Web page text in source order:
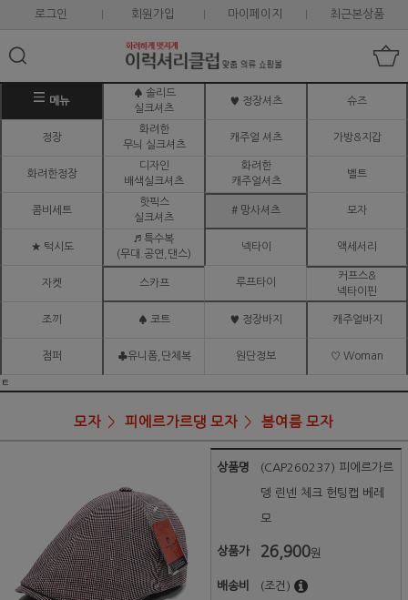
로그인 회원가입 마이페이지 최근본상품
메뉴
♠ 솔리드
실크셔츠
♥ 정장셔츠 슈즈
정장
화려한
무늬 실크셔츠
캐주얼 셔츠 가방&지갑
화려한정장
디자인
배색실크셔츠
화려한
캐주얼셔츠
벨트
콤비세트
핫픽스
실크셔츠
# 망사셔츠 모자
★ 턱시도
♬ 특수복
(무대.공연,댄스)
넥타이 액세서리
자켓 스카프 루프타이
커프스&
넥타이핀
조끼 ♠ 코트 ♥ 정장바지 캐주얼바지
점퍼 ♣유니폼,단체복 원단정보 ♡ Woman
ㅌ
모자 피에르가르댕 모자 봄여름 모자
상품명 (CAP260237) 피에르가르
뎅 린넨 체크 헌팅캡 베레
모
상품가 26,900원
배송비 (조건)